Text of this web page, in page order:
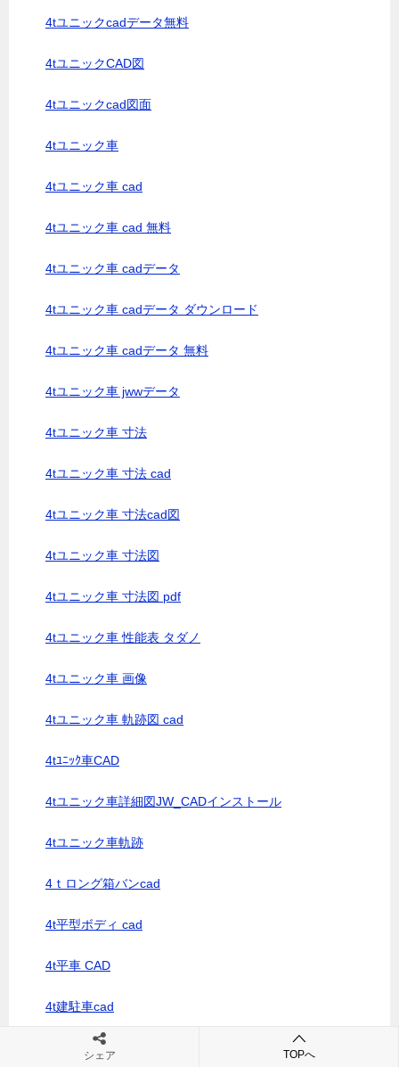
4tユニックcadデータ無料
4tユニックCAD図
4tユニックcad図面
4tユニック車
4tユニック車 cad
4tユニック車 cad 無料
4tユニック車 cadデータ
4tユニック車 cadデータ ダウンロード
4tユニック車 cadデータ 無料
4tユニック車 jwwデータ
4tユニック車 寸法
4tユニック車 寸法 cad
4tユニック車 寸法cad図
4tユニック車 寸法図
4tユニック車 寸法図 pdf
4tユニック車 性能表 タダノ
4tユニック車 画像
4tユニック車 軌跡図 cad
4tﾕﾆｯｸ車CAD
4tユニック車詳細図JW_CADインストール
4tユニック車軌跡
4ｔロング箱バンcad
4t平型ボディ cad
4t平車 CAD
4t建駐車cad
4t車 cadデータ
シェア TOPへ